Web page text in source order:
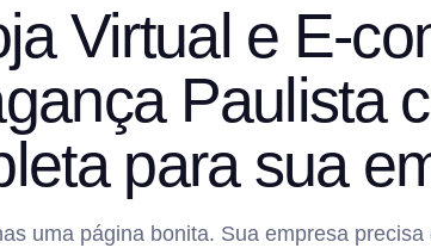
Virtual e E-
Paulista
para sua
uma página bonita. Sua empresa